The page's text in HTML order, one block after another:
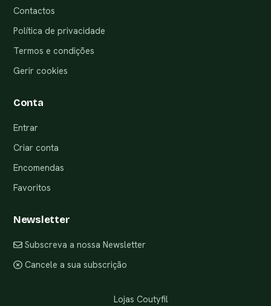
Contactos
Política de privacidade
Termos e condições
Gerir cookies
Conta
Entrar
Criar conta
Encomendas
Favoritos
Newsletter
Subscreva a nossa Newsletter
Cancele a sua subscrição
Lojas Coutyfil